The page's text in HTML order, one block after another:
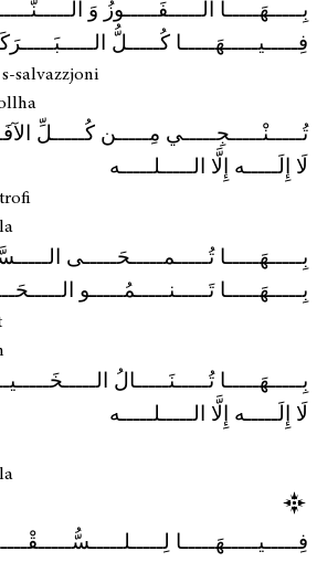
بِـــــهَـــــا الـــــفَـــــوزُ وَ
فِـــــيـــــهَـــــا كُـــــلُّ
salvazzjoni
تُـــــنْـــــجِـــــي مِـــــن كُـــــلِّ
لَا إِلَـــــه إِلَّا الـــــلـــــه
بِـــــهَـــــا تُـــــمـــــحَـــــى
بِـــــهَـــــا تَـــــنـــــمُـــــو
بِـــــهَـــــا تُـــــنَـــــالُ
لَا إِلَـــــه إِلَّا الـــــلـــــه
فِـــــيـــــهَـــــا